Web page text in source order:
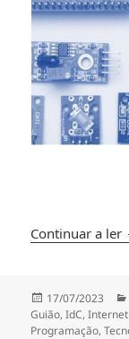
Continuar a ler
Publicado
a
17/07/2023
Guião,IdC,Internet
Programação,